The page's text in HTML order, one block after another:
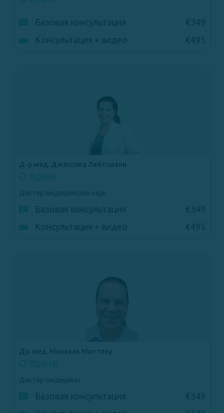
Базовая консультация
€349
Консультация + видео
€495
Д-р мед. Джессика Лейтсманн
Доктор медицинских наук
Базовая консультация
€349
Консультация + видео
€495
Др. мед. Михаэль Миттлер
Доктор медицины
Базовая консультация
€349